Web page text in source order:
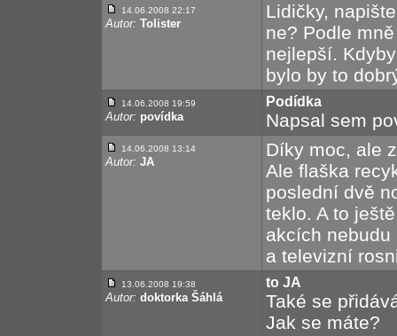
14.06.2008 22:17
Autor: Tolister
Lidičky,
ne? Podle
nejlepší.
bylo by to
14.06.2008 19:59
Autor: povídka
Podídka
Napsal sem
14.06.2008 13:14
Autor: JA
Díky moc, ale
Ale flaška
poslední dvě
teklo. A to
akcích
a televizní
13.06.2008 19:38
Autor: doktorka Šáhlá
to JA
Také se
Jak se máte?